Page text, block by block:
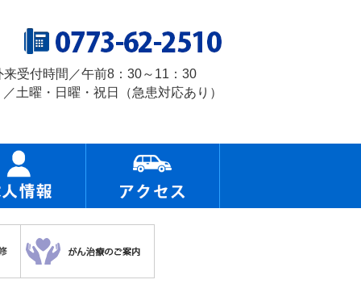
来受付時間／午前8：30～11：30
土曜・日曜・祝日（急患対応あり）